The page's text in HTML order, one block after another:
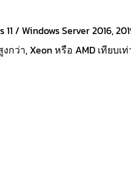
/ Windows Server 2016,
ว่า, Xeon หรือ AMD เทียบเท่